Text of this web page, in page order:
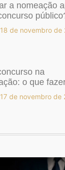
a nomeação
18 de novembro de
na
o que
17 de novembro de